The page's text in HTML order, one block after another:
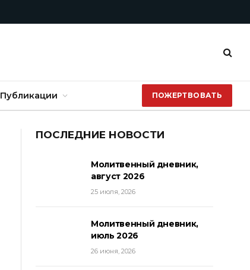
Публикации ПОЖЕРТВОВАТЬ
ПОСЛЕДНИЕ НОВОСТИ
Молитвенный дневник,
август 2026
25 июля, 2026
Молитвенный дневник,
июль 2026
26 июня, 2026